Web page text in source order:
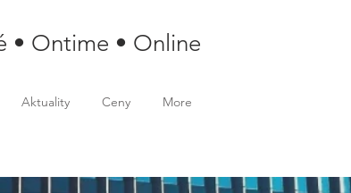
• Ontime • Online
Aktuality Ceny More